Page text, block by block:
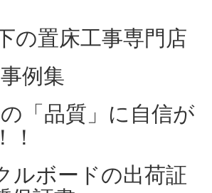
ルボードの出荷証